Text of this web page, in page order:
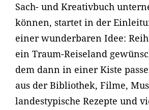
Sach- und Kreativbuch
können, startet in der
einer wunderbaren Idee:
ein Traum-Reiseland
dem dann in einer Kiste
aus der Bibliothek, Filme,
landestypische Rezepte und